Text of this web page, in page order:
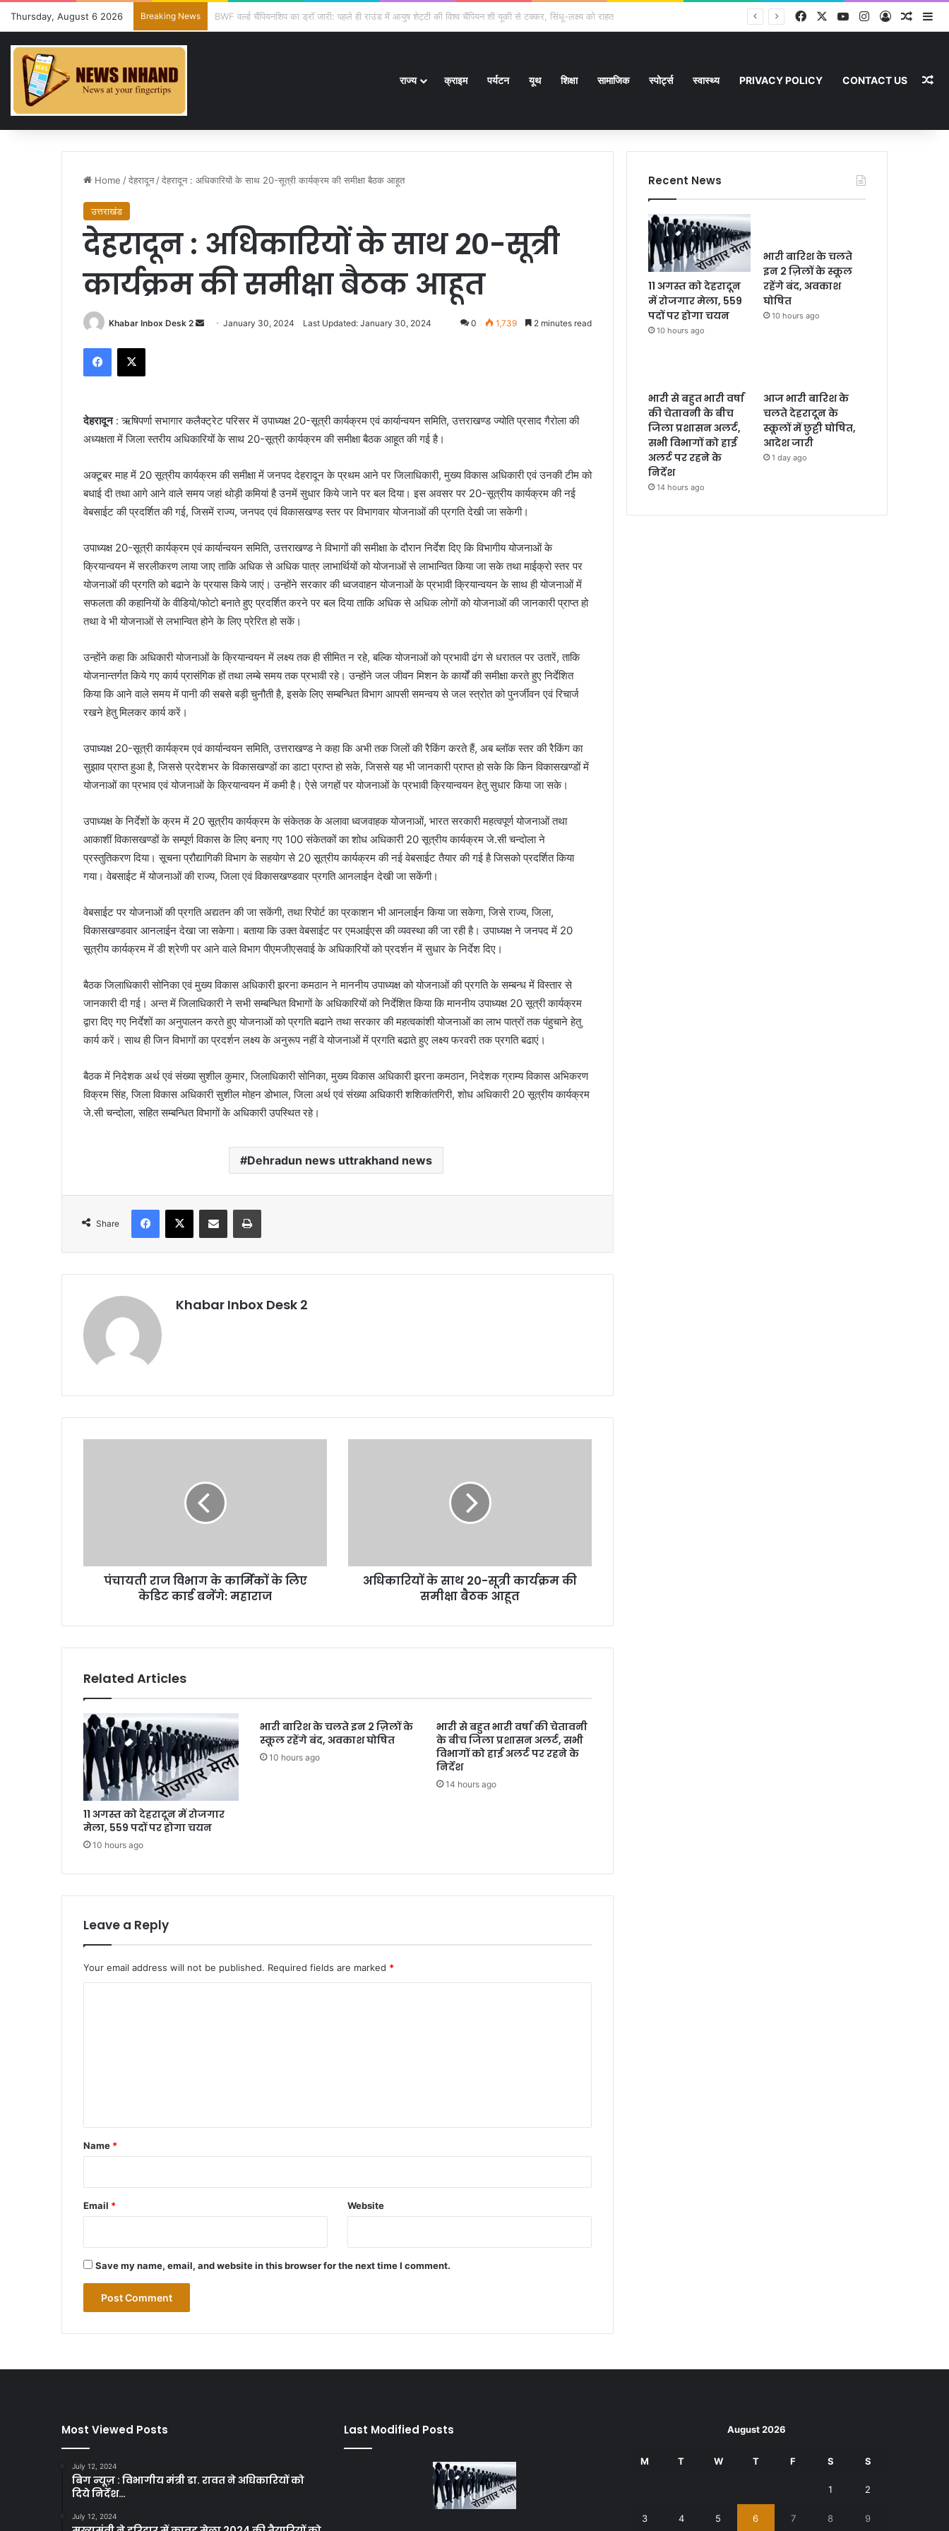
Thursday, August 6 2026 Breaking News 11 अगस्त को देहरादून में रोजगार मेला, 559 पदों पर होगा चयन FacebookYouTubeInstagram
Log In
राज्य क्राइम पर्यटन यूथ शिक्षा सामाजिक स्पोर्ट्स स्वास्थ्य PRIVACY POLICY CONTACT US
Home /देहरादून /देहरादून : अधिकारियों के साथ 20-सूत्री कार्यक्रम की समीक्षा बैठक आहूत
उत्तराखंड
देहरादून : अधिकारियों के साथ 20-सूत्री
कार्यक्रम की समीक्षा बैठक आहूत
Khabar Inbox Desk 2
SendJanuary 30, 2024 Last Updated: January 30, 2024 0 1,739 2 minutes read
Facebook
X
देहरादून: ऋषिपर्णा सभागार कलैक्ट्रेट परिसर में उपाध्यक्ष 20-सूत्री कार्यक्रम एवं कार्यान्वयन समिति, उत्तराखण्ड ज्योति प्रसाद गैरोला की
अध्यक्षता में जिला स्तरीय अधिकारियों के साथ 20-सूत्री कार्यक्रम की समीक्षा बैठक आहूत की गई है।
अक्टूबर माह में 20 सूत्रीय कार्यक्रम की समीक्षा में जनपद देहरादून के प्रथम आने पर जिलाधिकारी, मुख्य विकास अधिकारी एवं उनकी टीम को
बधाई दी तथा आगे आने वाले समय जहां थोड़ी कमियां है उनमें सुधार किये जाने पर बल दिया। इस अवसर पर 20-सूत्रीय कार्यक्रम की नई
वेबसाईट की प्रदर्शित की गई, जिसमें राज्य, जनपद एवं विकासखण्ड स्तर पर विभागवार योजनाओं की प्रगति देखी जा सकेगी।
उपाध्यक्ष 20-सूत्री कार्यक्रम एवं कार्यान्वयन समिति, उत्तराखण्ड ने विभागों की समीक्षा के दौरान निर्देश दिए कि विभागीय योजनाओं के
क्रियान्वयन में सरलीकरण लाया जाए ताकि अधिक से अधिक पात्र लाभार्थियों को योजनाओं से लाभान्वित किया जा सके तथा माईक्रो स्तर पर
योजनाओं की प्रगति को बढाने के प्रयास किये जाएं। उन्होंने सरकार की ध्वजवाहन योजनाओं के प्रभावी क्रियान्वयन के साथ ही योजनाओं में
सफलता की कहानियों के वीडियो/फोटो बनाते हुए प्रदर्शित करने पर बल दिया ताकि अधिक से अधिक लोगों को योजनाओं की जानकारी प्राप्त हो
तथा वे भी योजनाओं से लभान्वित होने के लिए प्रेरित हो सकें।
उन्होंने कहा कि अधिकारी योजनाओं के क्रियान्वयन में लक्ष्य तक ही सीमित न रहे, बल्कि योजनाओं को प्रभावी ढंग से धरातल पर उतारें, ताकि
योजनान्तर्गत किये गए कार्य प्रासंगिक हों तथा लम्बे समय तक प्रभावी रहे। उन्होंने जल जीवन मिशन के कार्यों की समीक्षा करते हुए निर्देशित
किया कि आने वाले समय में पानी की सबसे बड़ी चुनौती है, इसके लिए सम्बन्धित विभाग आपसी समन्वय से जल स्त्रोत को पुनर्जीवन एवं रिचार्ज
रखने हेतु मिलकर कार्य करें।
उपाध्यक्ष 20-सूत्री कार्यक्रम एवं कार्यान्वयन समिति, उत्तराखण्ड ने कहा कि अभी तक जिलों की रैकिंग करते हैं, अब ब्लॉक स्तर की रैकिंग का
सुझाव प्राप्त हुआ है, जिससे प्रदेशभर के विकासखण्डों का डाटा प्राप्त हो सके, जिससे यह भी जानकारी प्राप्त हो सके कि किन विकासखण्डों में
योजनाओं का प्रभाव एवं योजनाओं के क्रियान्वयन में कमी है। ऐसे जगहों पर योजनाओं के प्रभावी क्रियान्वयन हेतु सुधार किया जा सके।
उपाध्यक्ष के निर्देशों के क्रम में 20 सूत्रीय कार्यक्रम के संकेतक के अलावा ध्वजवाहक योजनाओं, भारत सरकारी महत्वपूर्ण योजनाओं तथा
आकाशीं विकासखण्डों के सम्पूर्ण विकास के लिए बनाए गए 100 संकेतकों का शोध अधिकारी 20 सूत्रीय कार्यक्रम जे.सी चन्दोला ने
प्रस्तुतिकरण दिया। सूचना प्रौद्यागिकी विभाग के सहयोग से 20 सूत्रीय कार्यक्रम की नई वेबसाईट तैयार की गई है जिसको प्रदर्शित किया
गया। वेबसाईट में योजनाओं की राज्य, जिला एवं विकासखण्डवार प्रगति आनलाईन देखी जा सकेंगी।
वेबसाईट पर योजनाओं की प्रगति अद्यतन की जा सकेंगी, तथा रिपोर्ट का प्रकाशन भी आनलाईन किया जा सकेगा, जिसे राज्य, जिला,
विकासखण्डवार आनलाईन देखा जा सकेगा। बताया कि उक्त वेबसाईट पर एमआईएस की व्यवस्था की जा रही है। उपाध्यक्ष ने जनपद में 20
सूत्रीय कार्यक्रम में डी श्रेणी पर आने वाले विभाग पीएमजीएसवाई के अधिकारियों को प्रदर्शन में सुधार के निर्देश दिए।
बैठक जिलाधिकारी सोनिका एवं मुख्य विकास अधिकारी झरना कमठान ने माननीय उपाध्यक्ष को योजनाओं की प्रगति के सम्बन्ध में विस्तार से
जानकारी दी गई। अन्त में जिलाधिकारी ने सभी सम्बन्धित विभागों के अधिकारियों को निर्देशित किया कि माननीय उपाध्यक्ष 20 सूत्री कार्यक्रम
द्वारा दिए गए निर्देशों का अनुपालन करते हुए योजनाओं को प्रगति बढाने तथा सरकार की महत्वकांशी योजनाओं का लाभ पात्रों तक पंहुचाने हेतु
कार्य करें। साथ ही जिन विभागों का प्रदर्शन लक्ष्य के अनुरूप नहीं वे योजनाओं में प्रगति बढाते हुए लक्ष्य फरवरी तक प्रगति बढाएं।
बैठक में निदेशक अर्थ एवं संख्या सुशील कुमार, जिलाधिकारी सोनिका, मुख्य विकास अधिकारी झरना कमठान, निदेशक ग्राम्य विकास अभिकरण
विक्रम सिंह, जिला विकास अधिकारी सुशील मोहन डोभाल, जिला अर्थ एवं संख्या अधिकारी शशिकांतगिरी, शोध अधिकारी 20 सूत्रीय कार्यक्रम
जे.सी चन्दोला, सहित सम्बन्धित विभागों के अधिकारी उपस्थित रहे।
Dehradun news uttrakhand news
Share
Facebook
X Share via Email Print
Khabar Inbox Desk 2
कार्ड
पंचायती राज विभाग के कार्मिकों के लिए
केडिट कार्ड बनेंगे: महाराज
बैठक
आहूतअधिकारियों के साथ 20-सूत्री कार्यक्रम की
समीक्षा बैठक आहूत
Related Articles
11 अगस्त को देहरादून में रोजगार
मेला, 559 पदों पर होगा चयन
10 hours ago
भारी बारिश के चलते इन 2 ज़िलों के
स्कूल रहेंगे बंद, अवकाश घोषित
10 hours ago
भारी से बहुत भारी वर्षा की चेतावनी
के बीच जिला प्रशासन अलर्ट, सभी
विभागों को हाई अलर्ट पर रहने के
निर्देश
14 hours ago
Leave a Reply
Your email address will not be published. Required fields are marked *
*
Name *
Email * Website
Save my name, email, and website in this browser for the next time I comment.
Recent News
11 अगस्त को देहरादून
में रोजगार मेला, 559
पदों पर होगा चयन
10 hours ago
भारी बारिश के चलते
इन 2 ज़िलों के स्कूल
रहेंगे बंद, अवकाश
घोषित
10 hours ago
भारी से बहुत भारी वर्षा
की चेतावनी के बीच
जिला प्रशासन अलर्ट,
सभी विभागों को हाई
अलर्ट पर रहने के
निर्देश
14 hours ago
आज भारी बारिश के
चलते देहरादून के
स्कूलों में छुट्टी घोषित,
आदेश जारी
1 day ago
Most Viewed Posts
July 12, 2024
बिग न्यूज़ : विभागीय मंत्री डा. रावत ने अधिकारियों को
दिये निर्देश…
July 12, 2024
Last Modified Posts August 2026
M T W T F S S
1 2
3 4 5 6 7 8 9